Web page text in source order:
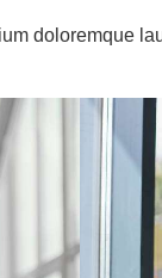
doloremque